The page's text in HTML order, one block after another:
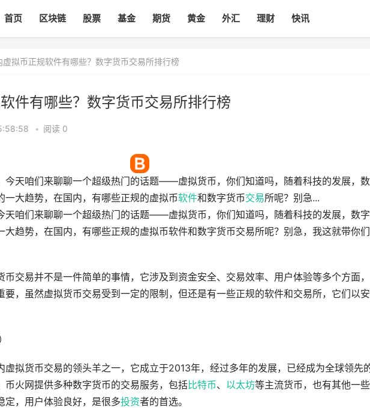
首页 区块链 股票 基金 期货 黄金 外汇 理财 快讯
虚拟币正规软件有哪些？数字货币交易所排行榜
件有哪些？数字货币交易所排行榜
• 阅读 0
今天咱们来聊聊一个超级热门的话题——虚拟货币，你们知道吗，随着科技的发展，
一大趋势，在国内，有哪些正规的虚拟币软件和数字货币交易所呢？别急...
天咱们来聊聊一个超级热门的话题——虚拟货币，你们知道吗，随着科技的发展，数
大趋势，在国内，有哪些正规的虚拟币软件和数字货币交易所呢？别急，我这就带你
币交易并不是一件简单的事情，它涉及到资金安全、交易效率、用户体验等多个方面
要，虽然虚拟货币交易受到一定的限制，但还是有一些正规的软件和交易所，它们以安
虚拟货币交易的领头羊之一，它成立于2013年，经过多年的发展，已经成为全球领先
币火网提供多种数字货币的交易服务，包括比特币、 以太坊等主流货币，也有其他一
定，用户体验良好，是很多投资者的首选。